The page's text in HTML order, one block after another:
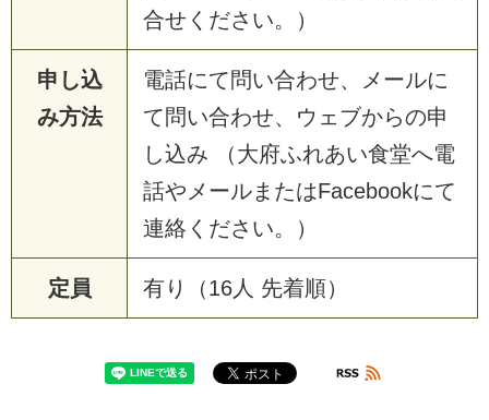
合せください。）
申し込
み方法
電話にて問い合わせ、メールに
て問い合わせ、ウェブからの申
し込み （大府ふれあい食堂へ電
話やメールまたはFacebookにて
連絡ください。）
定員 有り（16人 先着順）